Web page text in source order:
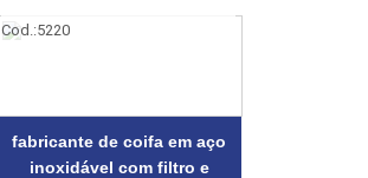
Cod.:5220
fabricante de coifa em aço
inoxidável com filtro e